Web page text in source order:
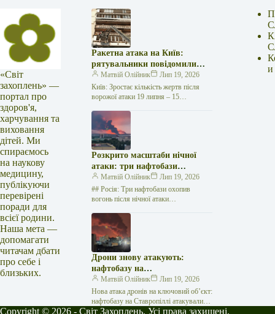
«Світ
захоплень» —
портал про
здоров'я,
харчування та
виховання
дітей. Ми
спираємось
на наукову
медицину,
публікуючи
перевірені
поради для
всієї родини.
Наша мета —
допомагати
читачам дбати
про себе і
близьких.
Ракетна атака на Київ:
рятувальники повідомили
про 15 поранених
Матвій Олійник
Лип 19, 2026
Київ: Зростає кількість жертв після
ворожої атаки 19 липня – 15
російської агресії, що сталася у
столиці…
Розкрито масштаби нічної
атаки: три нафтобази
палають у Ставрополі –
OSINT-аналіз
Матвій Олійник
Лип 19, 2026
## Росія: Три нафтобази охопив
вогонь після нічної атаки
posts:Принцеса Уельська показала
зворушливі сімейні кадри після
складного…
Дрони знову атакують:
нафтобазу на
Ставропольщині вражено
втретє за два тижні
Матвій Олійник
Лип 19, 2026
Нова атака дронів на ключовий об’єкт:
нафтобазу на Ставропіллі атакували
втретє за два тижні У російському
и
Copyright © 2026 - Світ Захоплень. Усі права захищені.